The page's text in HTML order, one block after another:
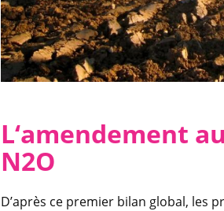
L‘amendement
N2O
D’après ce premier bilan global, les